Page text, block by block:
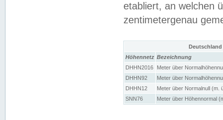
etabliert, an welchen
zentimetergenau
Höhennetz Bezeichnung
DHHN2016
Meter über
DHHN92
Meter über
DHHN12
Meter über Normalnull (m.
SNN76
Meter über Höhennormal